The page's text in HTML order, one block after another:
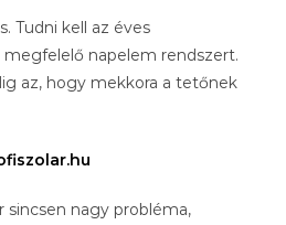
Tudni kell az éves
napelem rendszert.
az, hogy mekkora a tetőnek
nagy probléma,